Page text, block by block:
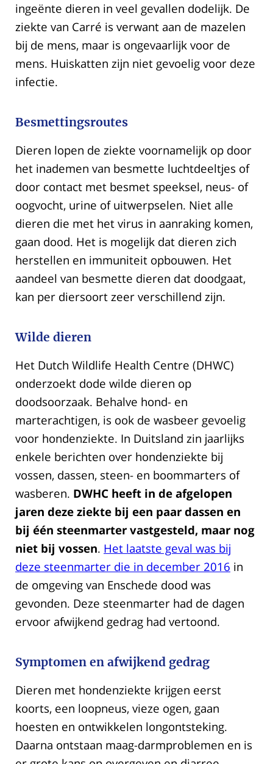
ingeënte dieren in veel gevallen dodelijk. De
ziekte van Carré is verwant aan de mazelen
bij de mens, maar is ongevaarlijk voor de
mens. Huiskatten zijn niet gevoelig voor deze
infectie.
Besmettingsroutes
Dieren lopen de ziekte voornamelijk op door
het inademen van besmette luchtdeeltjes of
door contact met besmet speeksel, neus- of
oogvocht, urine of uitwerpselen. Niet alle
dieren die met het virus in aanraking komen,
gaan dood. Het is mogelijk dat dieren zich
herstellen en immuniteit opbouwen. Het
aandeel van besmette dieren dat doodgaat,
kan per diersoort zeer verschillend zijn.
Wilde dieren
Het Dutch Wildlife Health Centre (DHWC)
onderzoekt dode wilde dieren op
doodsoorzaak. Behalve hond- en
marterachtigen, is ook de wasbeer gevoelig
voor hondenziekte. In Duitsland zin jaarlijks
enkele berichten over hondenziekte bij
vossen, dassen, steen- en boommarters of
wasberen. DWHC heeft in de afgelopen
jaren deze ziekte bij een paar dassen en
bij één steenmarter vastgesteld, maar nog
niet bij vossen. Het laatste geval was bij
deze steenmarter die in december 2016 in
de omgeving van Enschede dood was
gevonden. Deze steenmarter had de dagen
ervoor afwijkend gedrag had vertoond.
Symptomen en afwijkend gedrag
Dieren met hondenziekte krijgen eerst
koorts, een loopneus, vieze ogen, gaan
hoesten en ontwikkelen longontsteking.
Daarna ontstaan maag-darmproblemen en is